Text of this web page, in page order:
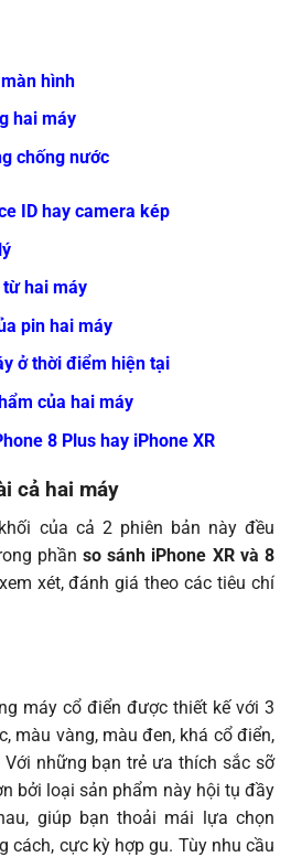
hình
hai máy
chống nước
ID hay camera kép
từ hai máy
pin hai máy
ở thời điểm hiện tại
của hai máy
8 Plus hay iPhone XR
cả hai máy
của cả 2 phiên bản này đều
phầnso sánh iPhone XR và 8
xét, đánh giá theo các tiêu chí
máy cổ điển được thiết kế với 3
màu vàng, màu đen, khá cổ điển,
những bạn trẻ ưa thích sắc sỡ
bởi loại sản phẩm này hội tụ đầy
giúp bạn thoải mái lựa chọn
cách, cực kỳ hợp gu. Tùy nhu cầu